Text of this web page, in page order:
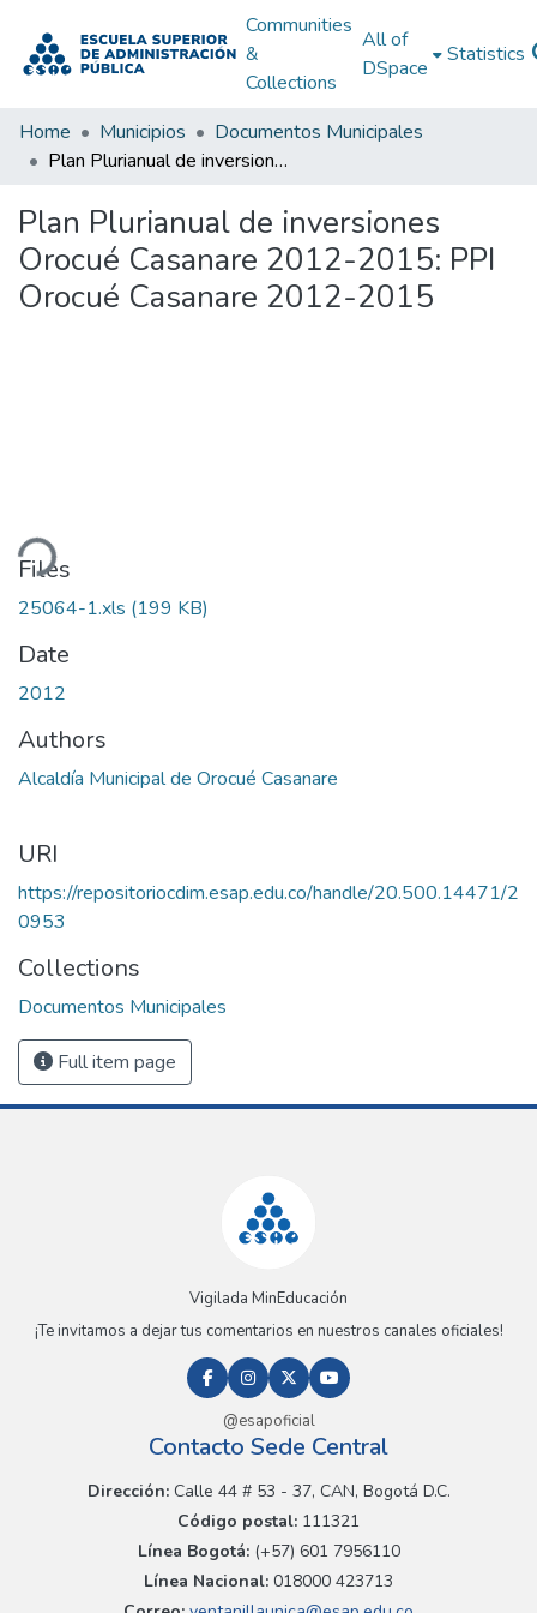
Communities
&
Collections
All of
DSpace
Statistics
Home Municipios
Documentos Municipales
Plan Plurianual de inversiones Orocué Casanare 2012-2015: PPI Orocué Casanare 2012-2015
Plan Plurianual de inversiones
Orocué Casanare 2012-2015: PPI
Orocué Casanare 2012-2015
Files
25064-1.xls (199 KB)
Date
2012
Authors
Alcaldía Municipal de Orocué Casanare
URI
https://repositoriocdim.esap.edu.co/handle/20.500.14471/2
0953
Collections
Documentos Municipales
Full item page
Vigilada MinEducación
¡Te invitamos a dejar tus comentarios en nuestros canales oficiales!
@esapoficial
Contacto Sede Central
Dirección:Calle 44 # 53 - 37, CAN, Bogotá D.C.
Código postal: 111321
Línea Bogotá:(+57) 601 7956110
Línea Nacional: 018000 423713